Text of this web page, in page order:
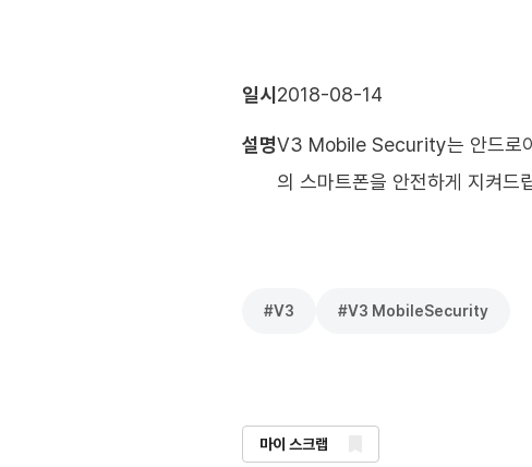
일시
설명
2018-08-14
V3 Mobile Security는 안드로이
의 스마트폰을 안전하게 지켜
#V3 #V3 MobileSecurity
마이 스크랩